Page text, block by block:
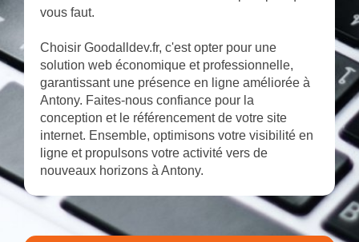
vous faut.
Choisir Goodalldev.fr, c'est opter pour une
solution web économique et professionnelle,
garantissant une présence en ligne améliorée à
Antony. Faites-nous confiance pour la
conception et le référencement de votre site
internet. Ensemble, optimisons votre visibilité en
ligne et propulsons votre activité vers de
nouveaux horizons à Antony.